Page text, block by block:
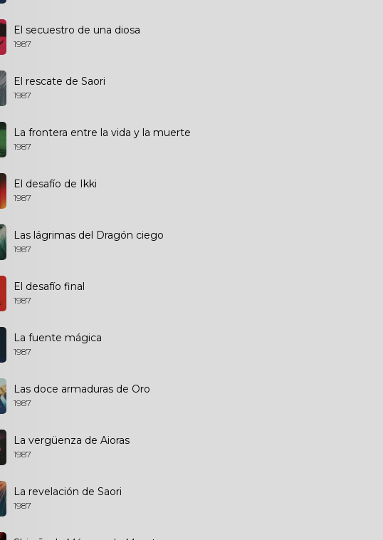
El secuestro de una diosa
1987
El rescate de Saori
1987
La frontera entre la vida y la muerte
1987
El desafío de Ikki
1987
Las lágrimas del Dragón ciego
1987
El desafío final
1987
La fuente mágica
1987
Las doce armaduras de Oro
1987
La vergüenza de Aioras
1987
La revelación de Saori
1987